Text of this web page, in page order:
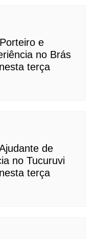
e
no Brás
terça
de
no Tucuruvi
terça